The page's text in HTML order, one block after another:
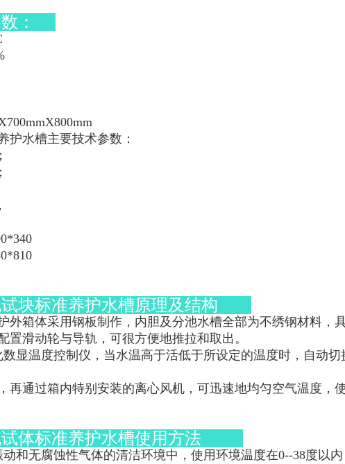
：
护水槽主要技术参数：
试块标准养护水槽原理及结构
外箱体采用钢板制作，内胆及分池水槽全部为不绣钢材料，
置滑动轮与导轨，可很方便地推拉和取出。
显温度控制仪，当水温高于活低于所设定的温度时，自动
再通过箱内特别安装的离心风机，可迅速地均匀空气温度，
试体标准养护水槽使用方法
和无腐蚀性气体的清洁环境中，使用环境温度在0--38度以